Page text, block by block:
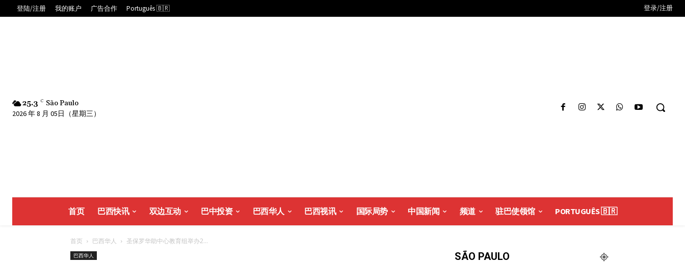
登陆/注册 我的账户 广告合作 Português 🇧🇷 登录/注册
25.3 C São Paulo
2026 年 8 月 05日（星期三）
首页 巴西快讯 双边互动 巴中投资 巴西华人 巴西视讯 国际局势 中国新闻 频道 驻巴使领馆 PORTUGUÊS 🇧🇷
首页 巴西华人 圣保罗华助中心教育组举办2...
巴西华人 SÃO PAULO